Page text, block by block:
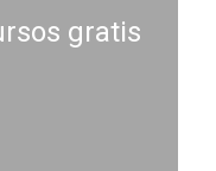
gratis